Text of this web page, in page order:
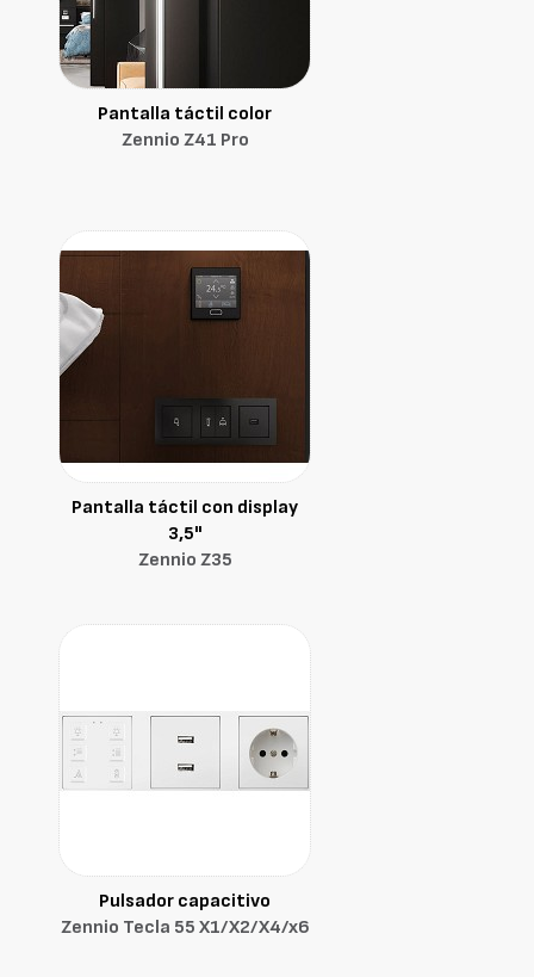
Pantalla táctil color
Zennio Z41 Pro
Pantalla táctil con display
3,5"
Zennio Z35
Pulsador capacitivo
Zennio Tecla 55 X1/X2/X4/x6